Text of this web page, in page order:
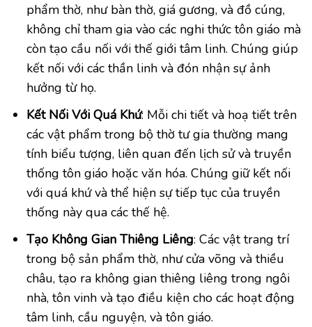
phẩm thờ, như bàn thờ, giá gương, và đồ cúng,
không chỉ tham gia vào các nghi thức tôn giáo mà
còn tạo cầu nối với thế giới tâm linh. Chúng giúp
kết nối với các thần linh và đón nhận sự ảnh
hưởng từ họ.
Kết Nối Với Quá Khứ: Mỗi chi tiết và hoạ tiết trên
các vật phẩm trong bộ thờ tư gia thường mang
tính biểu tượng, liên quan đến lịch sử và truyền
thống tôn giáo hoặc văn hóa. Chúng giữ kết nối
với quá khứ và thể hiện sự tiếp tục của truyền
thống này qua các thế hệ.
Tạo Không Gian Thiêng Liêng: Các vật trang trí
trong bộ sản phẩm thờ, như cửa võng và thiều
châu, tạo ra không gian thiêng liêng trong ngôi
nhà, tôn vinh và tạo điều kiện cho các hoạt động
tâm linh, cầu nguyện, và tôn giáo.